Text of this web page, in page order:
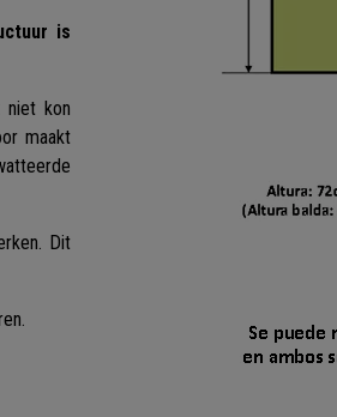
is
kon
maakt
Dit